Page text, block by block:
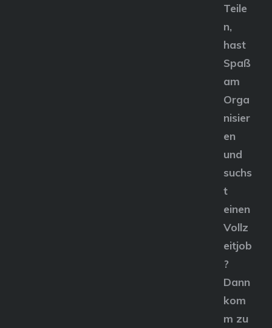
Teile
n,
hast
Spaß
am
Orga
nisier
en
und
suchs
t
einen
Vollz
eitjob
?
Dann
kom
m zu